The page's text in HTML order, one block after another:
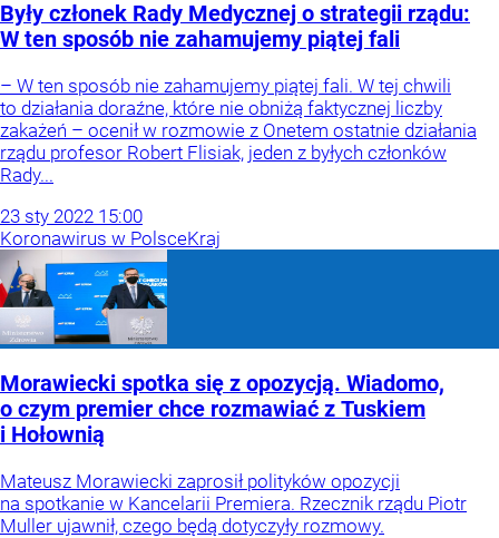
Były członek Rady Medycznej o strategii rządu:
W ten sposób nie zahamujemy piątej fali
– W ten sposób nie zahamujemy piątej fali. W tej chwili
to działania doraźne, które nie obniżą faktycznej liczby
zakażeń – ocenił w rozmowie z Onetem ostatnie działania
rządu profesor Robert Flisiak, jeden z byłych członków
Rady...
23 sty 2022 15:00
Koronawirus w PolsceKraj
Morawiecki spotka się z opozycją. Wiadomo,
o czym premier chce rozmawiać z Tuskiem
i Hołownią
Mateusz Morawiecki zaprosił polityków opozycji
na spotkanie w Kancelarii Premiera. Rzecznik rządu Piotr
Muller ujawnił, czego będą dotyczyły rozmowy.